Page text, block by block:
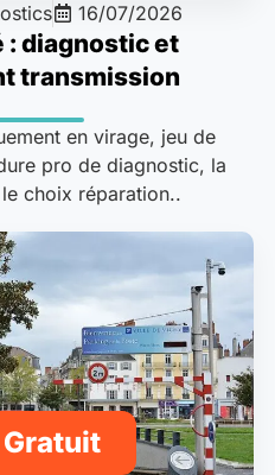
16/07/2026
: diagnostic et
transmission
en virage, jeu de
pro de diagnostic, la
choix réparation..